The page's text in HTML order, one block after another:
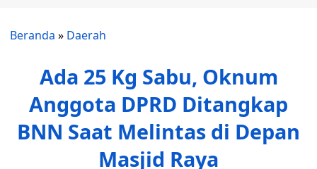
Beranda » Daerah
Ada 25 Kg Sabu, Oknum
Anggota DPRD Ditangkap
BNN Saat Melintas di Depan
Masjid Raya